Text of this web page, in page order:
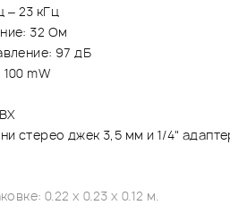
– 23 кГц
32 Ом
97 дБ
mW
стерео джек 3,5 мм и 1/4"
0.22 x 0.23 x 0.12 м.